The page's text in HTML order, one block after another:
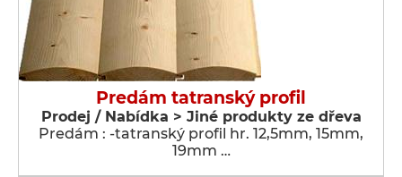
Predám tatranský profil
Prodej / Nabídka > Jiné produkty ze dřeva
Predám : -tatranský profil hr. 12,5mm, 15mm,
19mm …